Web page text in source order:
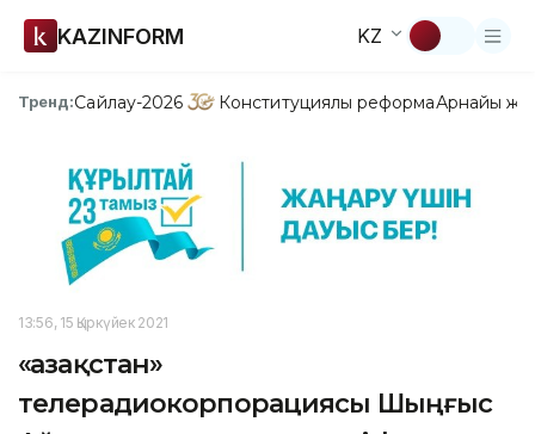
KAZINFORM KZ
Тренд:Сайлау-2026 Конституциялық реформаАрнайы
13:56, 15 Қыркүйек 2021
«Қазақстан»
телерадиокорпорациясы Шыңғыс